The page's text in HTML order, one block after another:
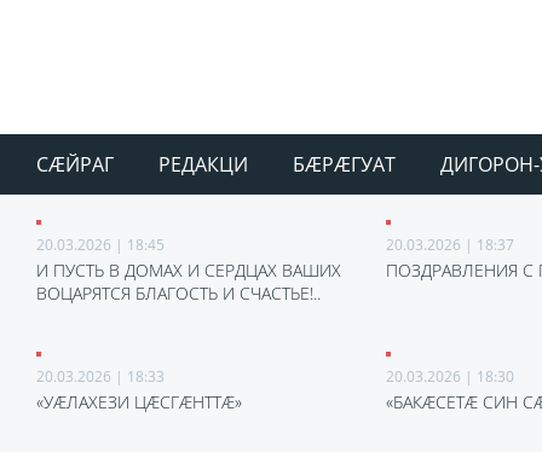
СÆЙРАГ РЕДАКЦИ БÆРÆГУАТ ДИГОРОН-
20.03.2026 | 18:45
И ПУСТЬ В ДОМАХ И СЕРДЦАХ ВАШИХ
ВОЦАРЯТСЯ БЛАГОСТЬ И СЧАСТЬЕ!..
20.03.2026 | 18:37
ПОЗДРАВЛЕНИЯ
20.03.2026 | 18:33
«УÆЛАХЕЗИ ЦÆСГÆНТТÆ»
20.03.2026 | 18:30
«БАКÆСЕТÆ СИН